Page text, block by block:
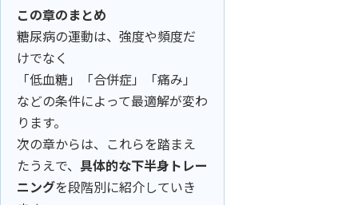
この章のまとめ
糖尿病の運動は、強度や頻度だ
けでなく
「低血糖」「合併症」「痛み」
などの条件によって最適解が変わ
ります。
次の章からは、これらを踏まえ
たうえで、 具体的な下半身トレー
ニングを段階別に紹介していき